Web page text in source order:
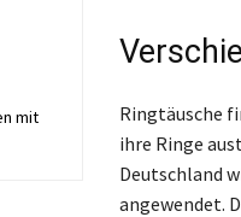
mit
Ringtäusche
ihre Ringe
Deutschland
angewendet.